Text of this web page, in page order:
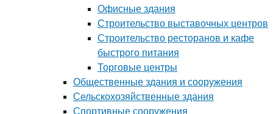
Офисные здания
Строительство выставочных центров
Строительство ресторанов и кафе
быстрого питания
Торговые центры
Общественные здания и сооружения
Сельскохозяйственные здания
Спортивные сооружения